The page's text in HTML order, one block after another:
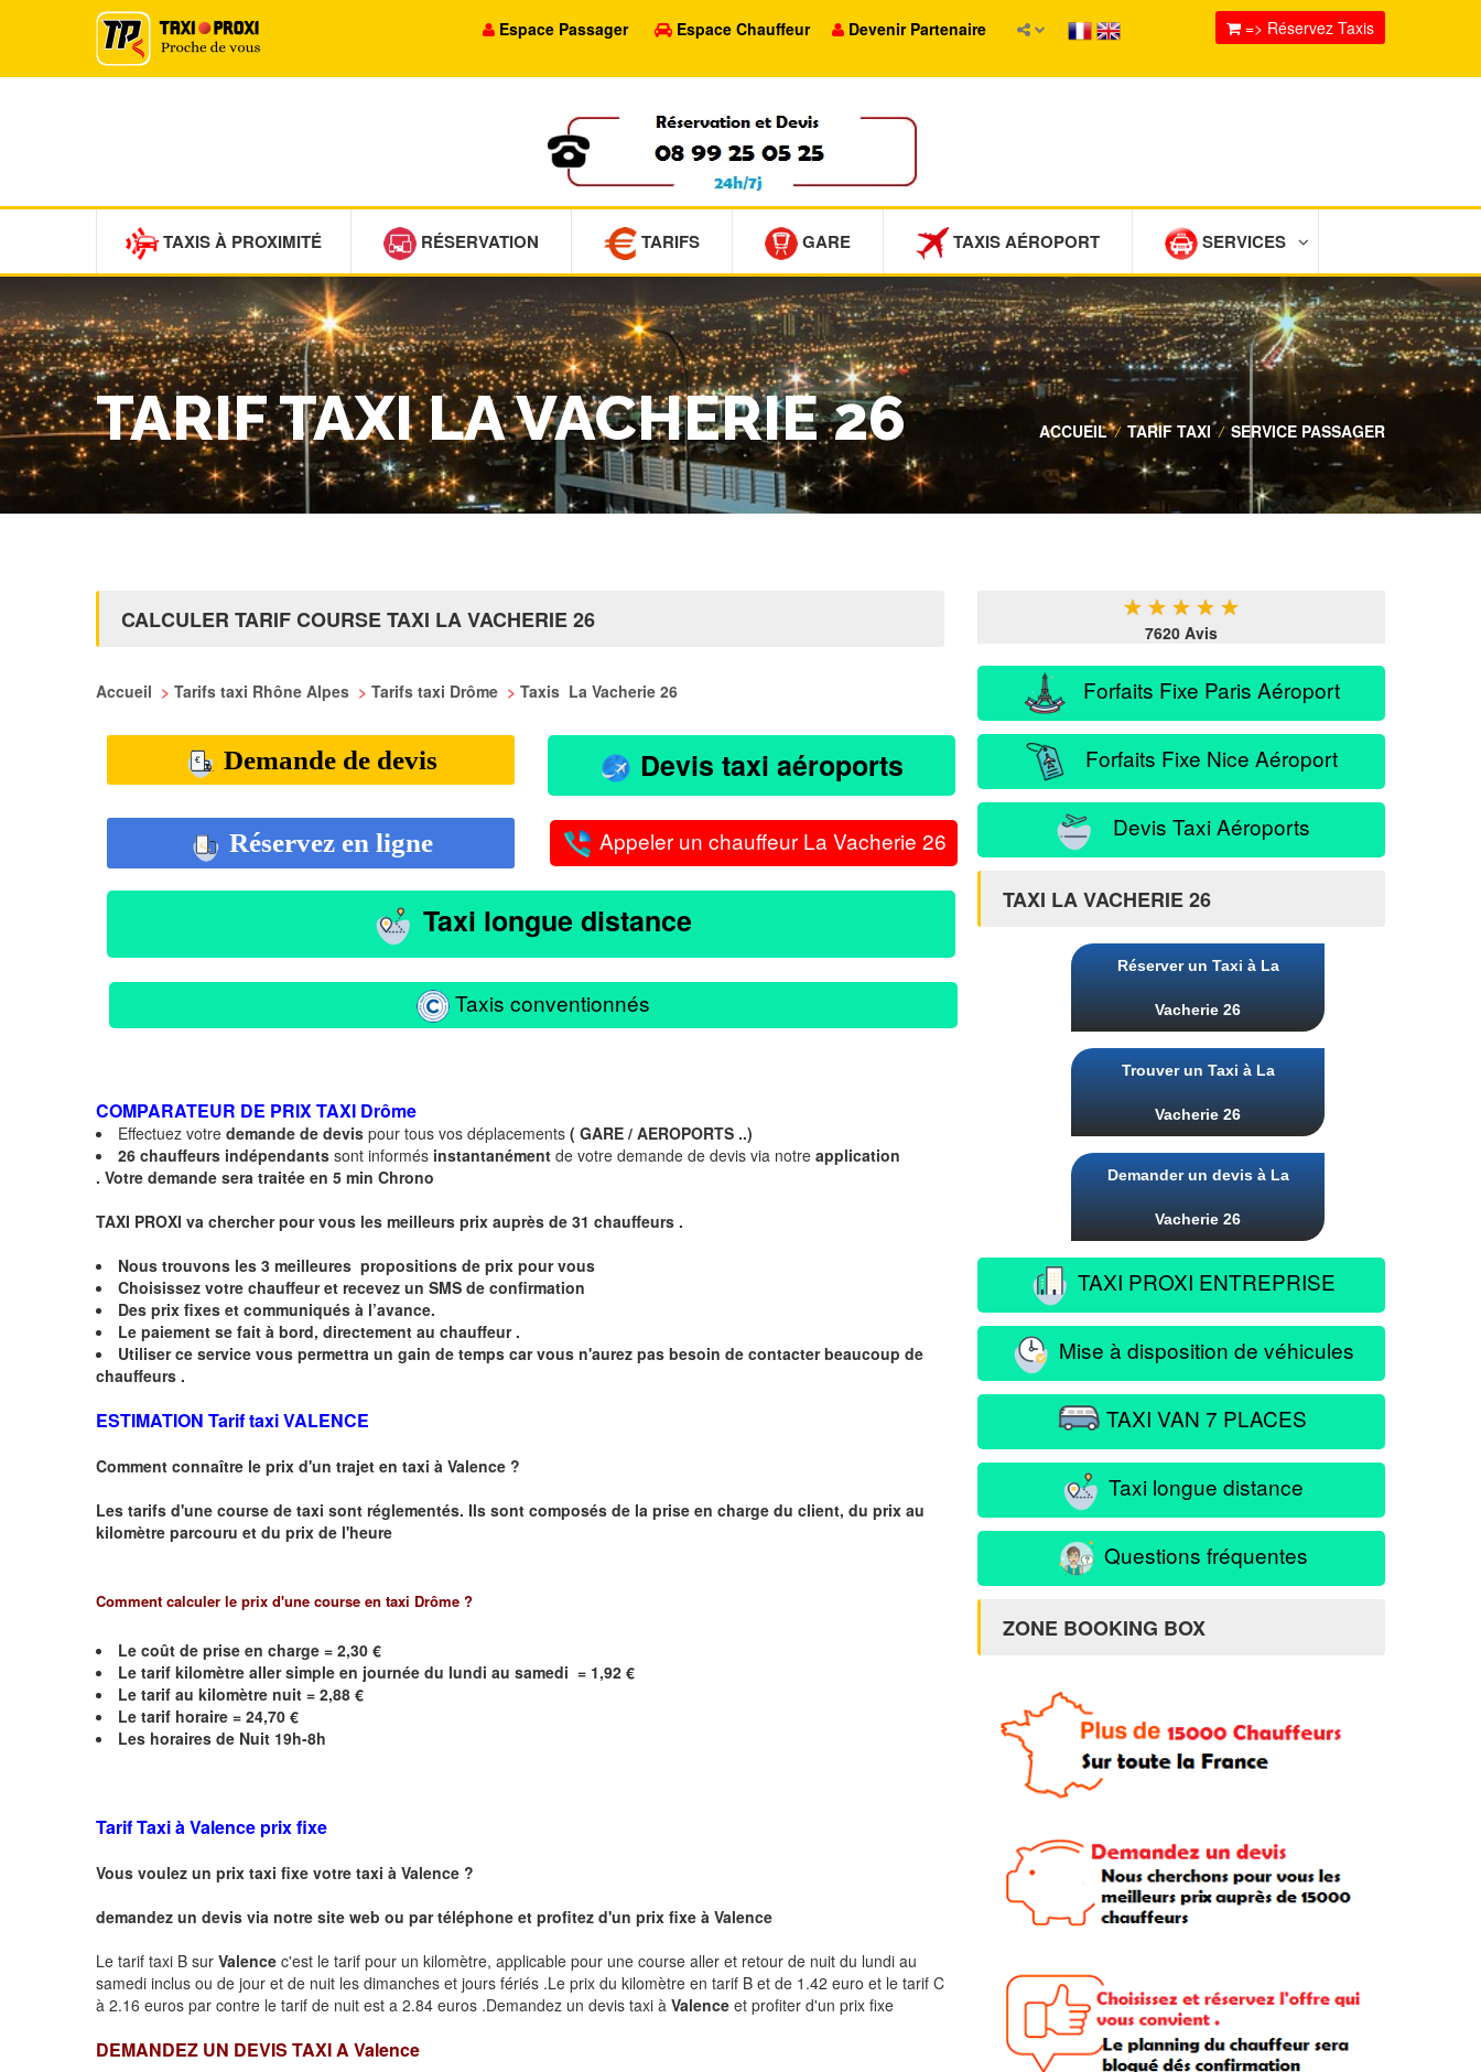
Espace Passager Espace Chauffeur Devenir Partenaire => Réservez Taxis
TAXIS À PROXIMITÉ RÉSERVATION TARIFS GARE TAXIS AÉROPORT SERVICES
TARIF TAXI LA VACHERIE 26 ACCUEIL / TARIF TAXI / SERVICE PASSAGER
CALCULER TARIF COURSE TAXI LA VACHERIE 26
Accueil > Tarifs taxi Rhône Alpes > Tarifs taxi Drôme > Taxis La Vacherie 26
Demande de devis Devis taxi aéroports
Réservez en ligne Appeler un chauffeur La Vacherie 26
Taxi longue distance
Taxis conventionnés
COMPARATEUR DE PRIX TAXI Drôme
Effectuez votre demande de devis pour tous vos déplacements ( GARE / AEROPORTS ..)
26 chauffeurs indépendants sont informés instantanément de votre demande de devis via notre application
. Votre demande sera traitée en 5 min Chrono
TAXI PROXI va chercher pour vous les meilleurs prix auprès de 31 chauffeurs .
Nous trouvons les 3 meilleures propositions de prix pour vous
Choisissez votre chauffeur et recevez un SMS de confirmation
Des prix fixes et communiqués à l’avance.
Le paiement se fait à bord, directement au chauffeur .
Utiliser ce service vous permettra un gain de temps car vous n'aurez pas besoin de contacter beaucoup de
chauffeurs .
ESTIMATION Tarif taxi VALENCE
Comment connaître le prix d'un trajet en taxi à Valence ?
Les tarifs d'une course de taxi sont réglementés. Ils sont composés de la prise en charge du client, du prix au
kilomètre parcouru et du prix de l'heure
Comment calculer le prix d'une course en taxi Drôme ?
Le coût de prise en charge = 2,30 €
Le tarif kilomètre aller simple en journée du lundi au samedi = 1,92 €
Le tarif au kilomètre nuit = 2,88 €
Le tarif horaire = 24,70 €
Les horaires de Nuit 19h-8h
Tarif Taxi àValence prix fixe
Vous voulez un prix taxi fixe votre taxi à Valence ?
demandez un devis via notre site web ou par téléphone et profitez d'un prix fixe à Valence
Le tarif taxi B sur Valence c'est le tarif pour un kilomètre, applicable pour une course aller et retour de nuit du lundi au
samedi inclus ou de jour et de nuit les dimanches et jours fériés .Le prix du kilomètre en tarif B et de 1.42 euro et le tarif C
à 2.16 euros par contre le tarif de nuit est a 2.84 euros .Demandez un devis taxi à Valence et profiter d'un prix fixe
DEMANDEZ UN DEVIS TAXI A Valence
★ ★ ★ ★ ★
7620 Avis
Forfaits Fixe Paris Aéroport
Forfaits Fixe Nice Aéroport
Devis Taxi Aéroports
TAXI LA VACHERIE 26
Réserver un Taxi à La
Vacherie 26
Trouver un Taxi à La
Vacherie 26
Demander un devis à La
Vacherie 26
TAXI PROXI ENTREPRISE
Mise à disposition de véhicules
TAXI VAN 7 PLACES
Taxi longue distance
Questions fréquentes
ZONE BOOKING BOX